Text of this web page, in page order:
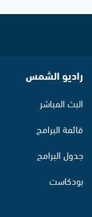
راديو الشمس
البث المباشر
قائمة البرامج
جدول البرامج
بودكاست